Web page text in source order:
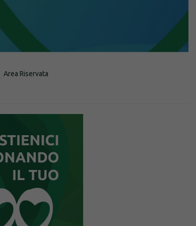
Area Riservata